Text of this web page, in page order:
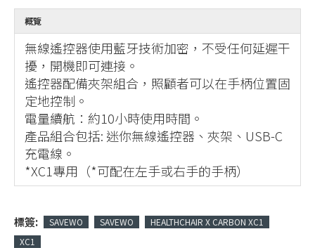
概覽
無線遙控器使用藍牙技術加密，不受任何延遲干
擾，開機即可連接。
遙控器配備夾架組合，照顧者可以在手柄位置固
定地控制。
電量續航：約10小時使用時間。
產品組合包括: 迷你無線遙控器、夾架、USB-C
充電線。
*XC1專用（*可配在左手或右手的手柄）
標簽: SAVEWO SAVEWO
HEALTHCHAIR X CARBON XC1
XC1